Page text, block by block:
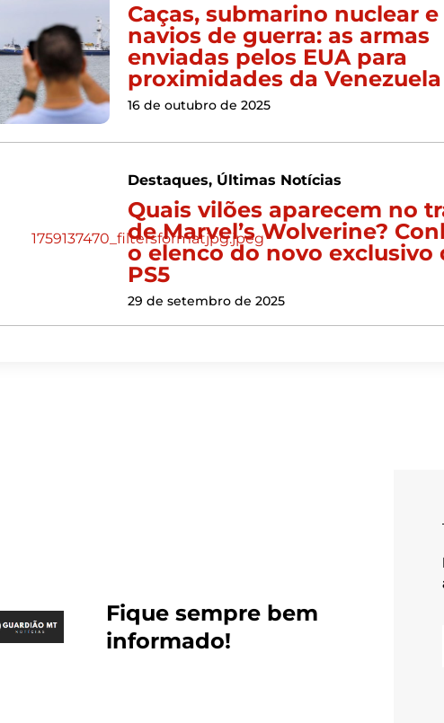
Caças, submarino nuclear e
navios de guerra: as armas
enviadas pelos EUA para
proximidades da Venezuela
16 de outubro de 2025
Destaques, Últimas Notícias
Quais vilões aparecem no
de Marvel’s Wolverine?
o elenco do novo exclusivo
PS5
29 de setembro de 2025
Fique sempre bem
informado!